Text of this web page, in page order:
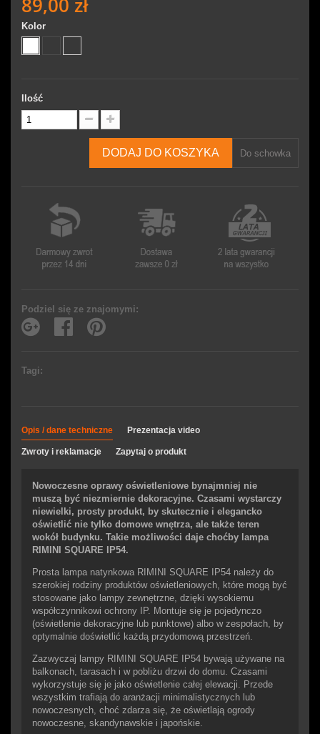
Kolor
Ilość
DODAJ DO KOSZYKA Do schowka
Podziel się ze znajomymi:
Tagi:
Opis / dane techniczne Prezentacja video
Zwroty i reklamacje Zapytaj o produkt
Nowoczesne oprawy oświetleniowe bynajmniej nie
muszą być niezmiernie dekoracyjne. Czasami wystarczy
niewielki, prosty produkt, by skutecznie i elegancko
oświetlić nie tylko domowe wnętrza, ale także teren
wokół budynku. Takie możliwości daje choćby lampa
RIMINI SQUARE IP54.
Prosta lampa natynkowa RIMINI SQUARE IP54 należy do
szerokiej rodziny produktów oświetleniowych, które mogą być
stosowane jako lampy zewnętrzne, dzięki wysokiemu
współczynnikowi ochrony IP. Montuje się je pojedynczo
(oświetlenie dekoracyjne lub punktowe) albo w zespołach, by
optymalnie doświetlić każdą przydomową przestrzeń.
Zazwyczaj lampy RIMINI SQUARE IP54 bywają używane na
balkonach, tarasach i w pobliżu drzwi do domu. Czasami
wykorzystuje się je jako oświetlenie całej elewacji. Przede
wszystkim trafiają do aranżacji minimalistycznych lub
nowoczesnych, choć zdarza się, że oświetlają ogrody
nowoczesne, skandynawskie i japońskie.